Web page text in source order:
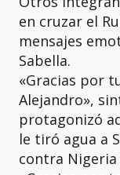
en cruzar el
mensajes
Sabella.
«Gracias por
Alejandro»,
protagonizó
le tiró agua a
contra